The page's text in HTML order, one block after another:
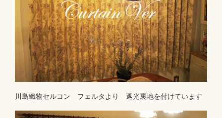
川島織物セルコン フェルタより 遮光裏地を付けています